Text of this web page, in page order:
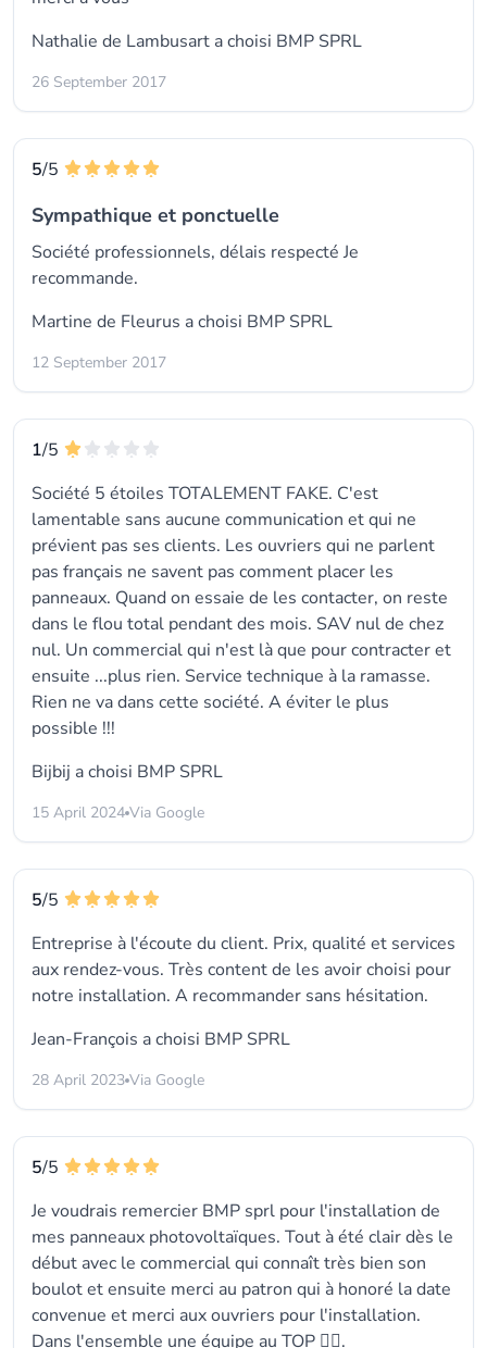
Nathalie de Lambusart a choisi BMP SPRL
26 September 2017
5/5
Sympathique et ponctuelle
Société professionnels, délais respecté Je
recommande.
Martine de Fleurus a choisi BMP SPRL
12 September 2017
1/5
Société 5 étoiles TOTALEMENT FAKE. C'est
lamentable sans aucune communication et qui ne
prévient pas ses clients. Les ouvriers qui ne parlent
pas français ne savent pas comment placer les
panneaux. Quand on essaie de les contacter, on reste
dans le flou total pendant des mois. SAV nul de chez
nul. Un commercial qui n'est là que pour contracter et
ensuite ...plus rien. Service technique à la ramasse.
Rien ne va dans cette société. A éviter le plus
possible !!!
Bijbij a choisi BMP SPRL
15 April 2024 Via Google
5/5
Entreprise à l'écoute du client. Prix, qualité et services
aux rendez-vous. Très content de les avoir choisi pour
notre installation. A recommander sans hésitation.
Jean-François a choisi BMP SPRL
28 April 2023 Via Google
5/5
Je voudrais remercier BMP sprl pour l'installation de
mes panneaux photovoltaïques. Tout à été clair dès le
début avec le commercial qui connaît très bien son
boulot et ensuite merci au patron qui à honoré la date
convenue et merci aux ouvriers pour l'installation.
Dans l'ensemble une équipe au TOP 👍🏻.